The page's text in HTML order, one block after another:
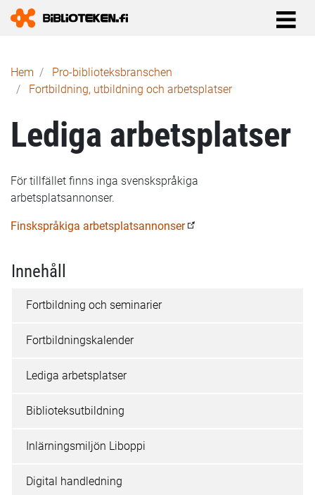
Länkstig
Hem
Pro-biblioteks­branschen
Fortbildning, utbildning och arbetsplatser
Lediga arbetsplatser
För tillfället finns inga svenskspråkiga
arbetsplatsannonser.
Finskspråkiga arbetsplatsannonser
Innehåll
Fortbildning och seminarier
Fortbildningskalender
Lediga arbetsplatser
Biblioteksutbildning
Inlärningsmiljön Liboppi
Digital handledning